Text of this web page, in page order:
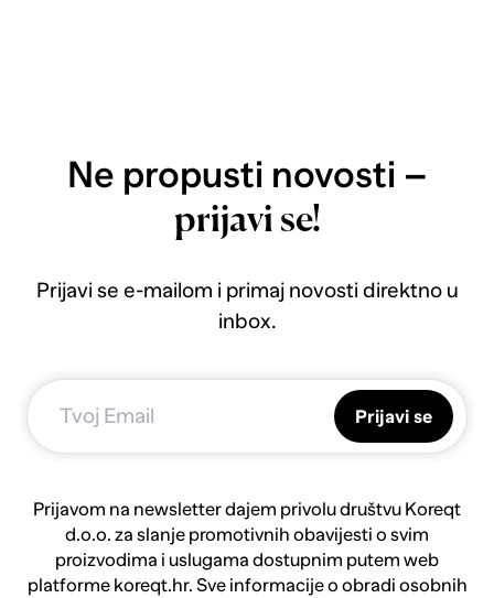
Ne propusti novosti –
prijavi se!
Prijavi se e-mailom i primaj novosti direktno u
inbox.
Prijavi se
Prijavom na newsletter dajem privolu društvu Koreqt
d.o.o. za slanje promotivnih obavijesti o svim
proizvodima i uslugama dostupnim putem web
platforme koreqt.hr. Sve informacije o obradi osobnih